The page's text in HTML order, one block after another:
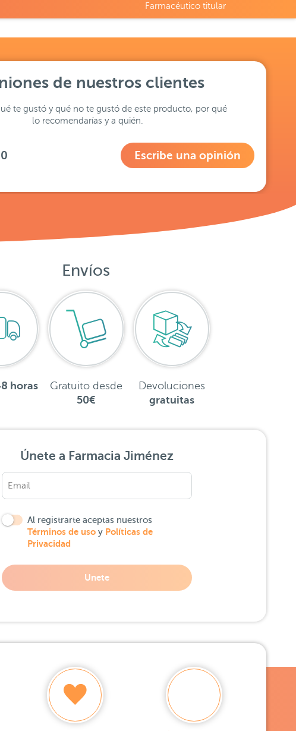
Farmacéutico titular
de nuestros clientes
te gustó y qué no te gustó de este producto, por qué
lo recomendarías y a quién.
0 Escribe una opinión
Envíos
horas
Gratuito desde
50€
Devoluciones
gratuitas
Únete a Farmacia Jiménez
Al registrarte aceptas nuestros
Términos de uso y Políticas de
Privacidad
Unete